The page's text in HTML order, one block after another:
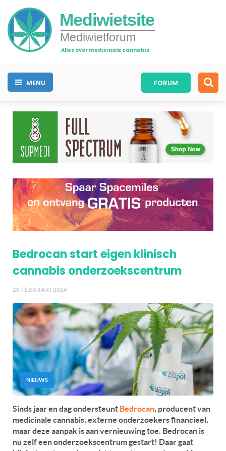
Mediwietsite
Mediwietforum
Alles over medicinale cannabis
MENU FORUM
Bedrocan start eigen klinisch
cannabis onderzoekscentrum
20 FEBRUARI 2024
NIEUWS
Sinds jaar en dag ondersteunt Bedrocan, producent van
medicinale cannabis, externe onderzoekers financieel,
maar deze aanpak is aan vernieuwing toe. Bedrocan is
nu zelf een onderzoekscentrum gestart! Daar gaat